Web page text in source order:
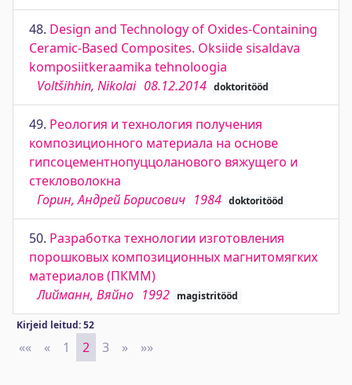
48. Design and Technology of Oxides-Containing
Ceramic-Based Composites. Oksiide sisaldava
komposiitkeraamika tehnoloogia
Voltšihhin, Nikolai 08.12.2014 doktoritööd
49. Реология и технология получения
композиционного материала на основе
гипсоцементнопуццоланового вяжущего и
стекловолокна
Горин, Андрей Борисович 1984 doktoritööd
50. Разработка технологии изготовления
порошковых композиционных магнитомягких
материалов (ПКММ)
Лийманн, Вяйно 1992 magistritööd
Kirjeid leitud: 52
«« First
« Previous
1 2 3 » Next
»»